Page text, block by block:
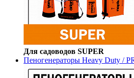
Для садоводов SUPER
Пеногенераторы Heavy Duty /